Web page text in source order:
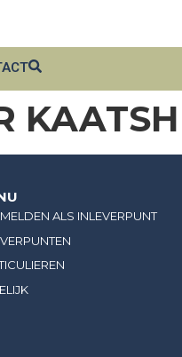
ALS INLEVERPUNT